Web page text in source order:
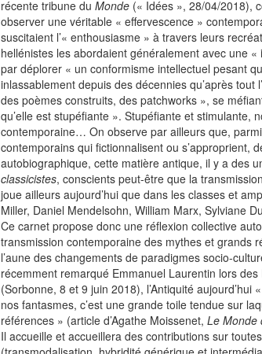
récente tribune du Monde (« Idées », 28/04/2018),
observer une véritable « effervescence »
suscitaient l’« enthousiasme » à travers leurs
hellénistes les abordaient généralement avec une
par déplorer « un conformisme intellectuel pesant
inlassablement depuis des décennies qu’après tout l’
des poèmes construits, des patchworks », se
qu’elle est stupéfiante ». Stupéfiante et stimulante,
contemporaine… On observe par ailleurs que,
contemporains qui fictionnalisent ou s’approprient,
autobiographique, cette matière antique, il y a des
classicistes, conscients peut-être que la
joue ailleurs aujourd’hui que dans les classes et
Miller, Daniel Mendelsohn, William Marx, Sylviane
Ce carnet propose donc une réflexion collective
transmission contemporaine des mythes et grands
l’aune des changements de paradigmes socio-
récemment remarqué Emmanuel Laurentin lors
(Sorbonne, 8 et 9 juin 2018), l’Antiquité aujourd’hui
nos fantasmes, c’est une grande toile tendue sur
références » (article d’Agathe Moissenet, Le Monde
Il accueille et accueillera des contributions sur